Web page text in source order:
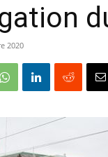
2020